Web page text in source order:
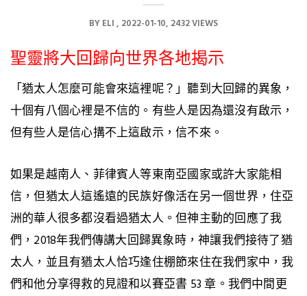
BYELI 2022-01-10 2432 VIEWS
聖靈將大回歸向世界各地揭示
「猶太人怎麼可能會來這裡呢？」聽到大回歸的異象，
十個有八個心裡是不信的。有些人是因為還沒有啟示，
但有些人是信心搆不上這啟示，信不來。
如果是越南人、菲律賓人等東南亞國家或許大家能相
信，但猶太人這遙遠的民族好像活在另一個世界，住亞
洲的華人很多都沒看過猶太人。但神主動的回應了我
們，2018年我們傳講大回歸異象時，神讓我們接待了猶
太人，並且有猶太人恰巧逢住棚節來住在我們家中，我
們和他分享得救的見證和以賽亞書 53 章。我們中間更